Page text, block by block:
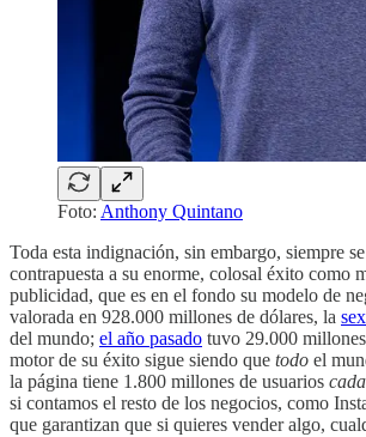
Foto: Anthony Quintano
Toda esta indignación, sin embargo, siempre
contrapuesta a su enorme, colosal éxito como
publicidad, que es en el fondo su modelo de
valorada en 928.000 millones de dólares, la
del mundo; el año pasado tuvo 29.000
motor de su éxito sigue siendo que todo el
la página tiene 1.800 millones de usuarios
si contamos el resto de los negocios, como
que garantizan que si quieres vender algo,